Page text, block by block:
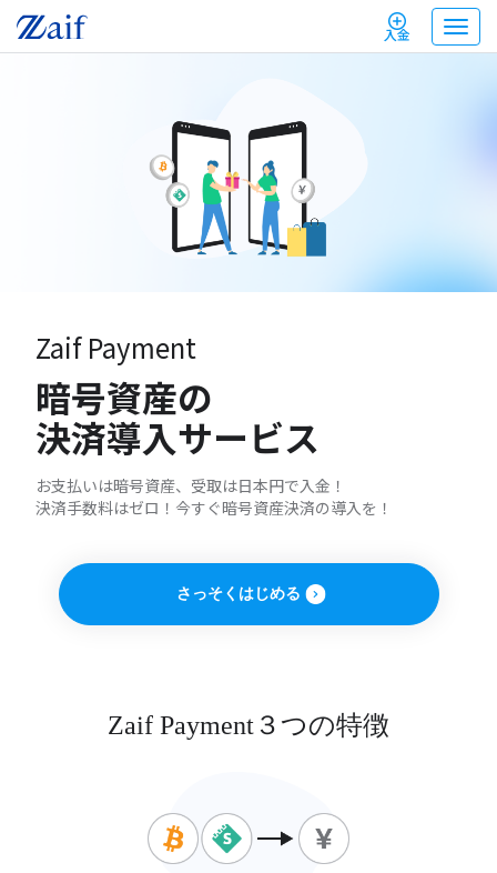
入金 T
o
g
Zaif Payment
暗号資産の
決済導入サービス
お支払いは暗号資産、受取は日本円で入金！
決済手数料はゼロ！今すぐ暗号資産決済の導入を！
さっそくはじめる
Zaif Payment３つの特徴